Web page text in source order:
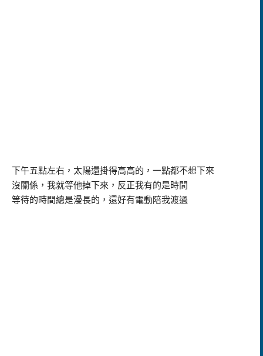
下午五點左右，太陽還掛得高高的，一點都不想下來
沒關係，我就等他掉下來，反正我有的是時間
等待的時間總是漫長的，還好有電動陪我渡過